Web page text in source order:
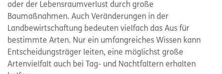
oder der Lebensraumverlust durch große
Baumaßnahmen. Auch Veränderungen in der
Landbewirtschaftung bedeuten vielfach das Aus für
bestimmte Arten. Nur ein umfangreiches Wissen kann
Entscheidungsträger leiten, eine möglichst große
Artenvielfalt auch bei Tag- und Nachtfaltern erhalten